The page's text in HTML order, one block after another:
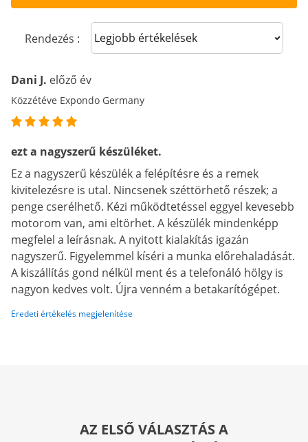
Rendezés : Sort reviews
Dani J. előző év
Közzétéve Expondo Germany
ezt a nagyszerű készüléket.
Ez a nagyszerű készülék a felépítésre és a remek
kivitelezésre is utal. Nincsenek széttörhető részek; a
penge cserélhető. Kézi működtetéssel eggyel kevesebb
motorom van, ami eltörhet. A készülék mindenképp
megfelel a leírásnak. A nyitott kialakítás igazán
nagyszerű. Figyelemmel kíséri a munka előrehaladását.
A kiszállítás gond nélkül ment és a telefonáló hölgy is
nagyon kedves volt. Újra venném a betakarítógépet.
Eredeti értékelés megjelenítése
AZ ELSŐ VÁLASZTÁS A